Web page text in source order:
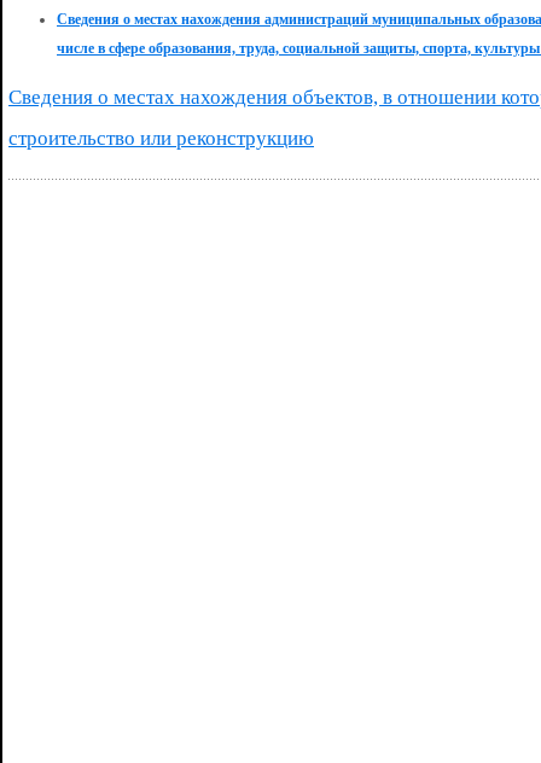
Сведения о местах нахождения администраций муниципальных
числе в сфере образования, труда, социальной защиты, спорта, культуры
Сведения о местах нахождения объектов, в отношении
строительство или реконструкцию